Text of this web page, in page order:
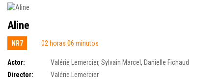
Aline
NR7 02 horas 06 minutos
Actor: Valérie Lemercier, Sylvain Marcel , Danielle Fichaud
Director:
Valérie Lemercier